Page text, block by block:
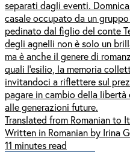
separati dagli eventi.
casale occupato da un
pedinato dal figlio del conte
degli agnelli non è solo un
ma è anche il genere di
quali l’esilio, la memoria
invitandoci a riflettere sul
pagare in cambio della
alle generazioni future.
Translated from Romanian to
Written in Romanian by Irina
11 minutes read